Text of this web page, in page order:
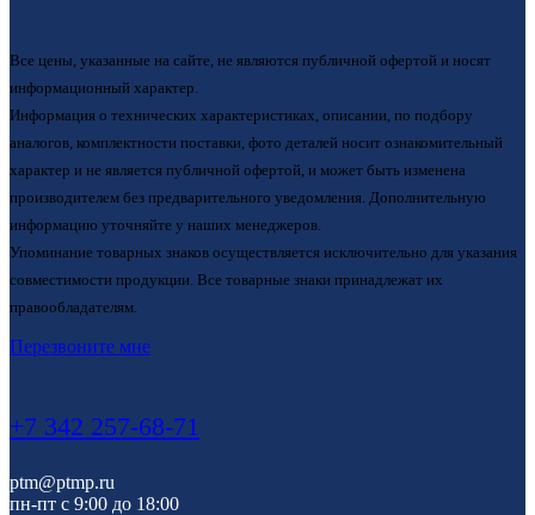
Все цены, указанные на сайте, не являются публичной офертой и носят
информационный характер.
Информация о технических характеристиках, описании, по подбору
аналогов, комплектности поставки, фото деталей носит ознакомительный
характер и не является публичной офертой, и может быть изменена
производителем без предварительного уведомления. Дополнительную
информацию уточняйте у наших менеджеров.
Упоминание товарных знаков осуществляется исключительно для указания
совместимости продукции. Все товарные знаки принадлежат их
правообладателям.
Перезвоните мне
+7 342 257-68-71
ptm@ptmp.ru
пн-пт с 9:00 до 18:00